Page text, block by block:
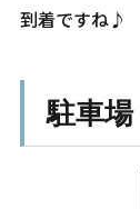
到着ですね♪
駐車場